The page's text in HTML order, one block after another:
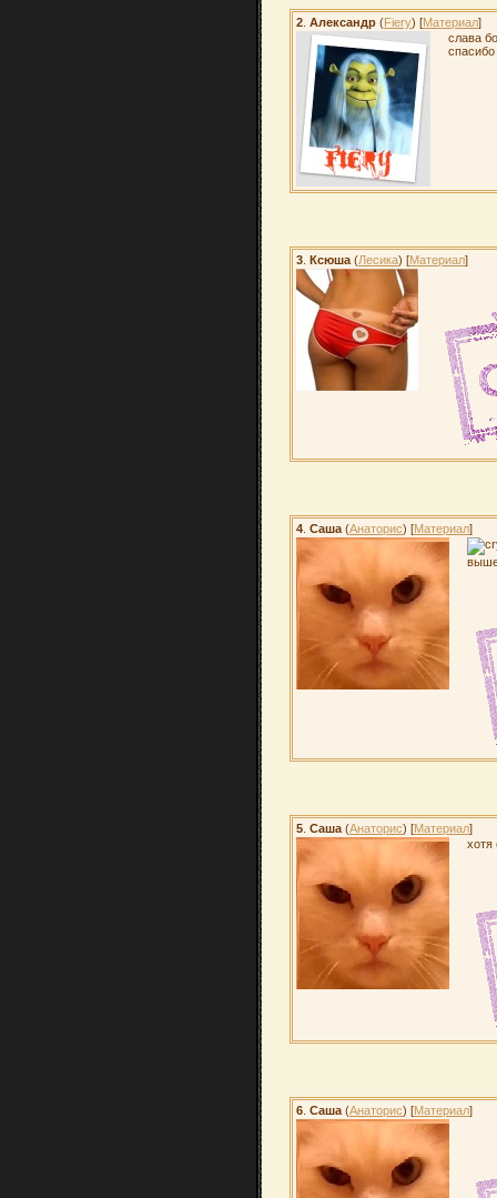
2 Александр (Fiery) [Материал]
слава
спасибо
3 Ксюша (Лесика) [Материал]
4 Саша (Анаторис) [Материал]
5 Саша (Анаторис) [Материал]
хотя
6 Саша (Анаторис) [Материал]